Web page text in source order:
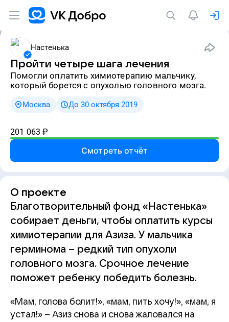
Настенька
Пройти четыре шага лечения
Помогли оплатить химиотерапию мальчику,
который борется с опухолью головного мозга.
Москва До 30 октября 2019
201 063 ₽
Смотреть отчёт
О проекте
Благотворительный фонд «Настенька»
собирает деньги, чтобы оплатить курсы
химиотерапии для Азиза. У мальчика
герминома – редкий тип опухоли
головного мозга. Срочное лечение
поможет ребенку победить болезнь.
«Мам, голова болит!», «мам, пить хочу!», «мам, я
устал!» – Азиз снова и снова жаловался на